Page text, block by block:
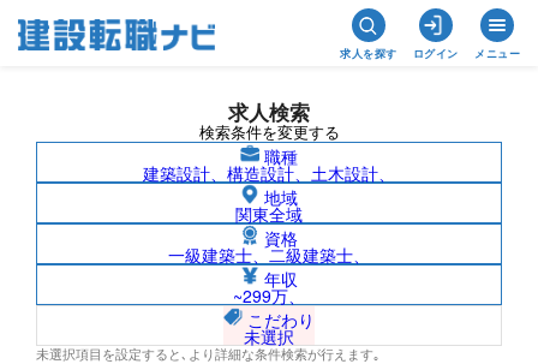
求人を探す ログイン メニュー
求人検索
検索条件を変更する
職種
建築設計、構造設計、土木設計、
地域
関東全域
資格
一級建築士、二級建築士、
年収
~299万、
こだわり
未選択
未選択項目を設定すると､より詳細な条件検索が行えます｡
新潟県/株式会社ムラヤマの求人検索結果
一覧